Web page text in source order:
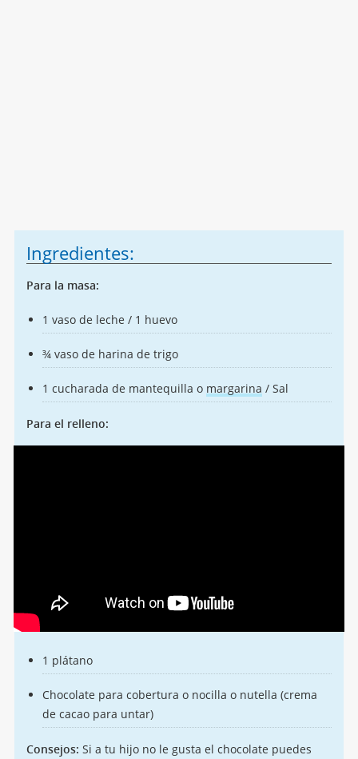
Ingredientes:
Para la masa:
1 vaso de leche / 1 huevo
¾ vaso de harina de trigo
1 cucharada de mantequilla o margarina / Sal
Para el relleno:
1 plátano
Chocolate para cobertura o nocilla o nutella (crema
de cacao para untar)
Consejos: Si a tu hijo no le gusta el chocolate puedes